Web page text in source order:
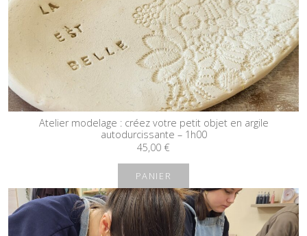
Atelier modelage : créez votre petit objet en argile
autodurcissante – 1h00
45,00 €
PANIER